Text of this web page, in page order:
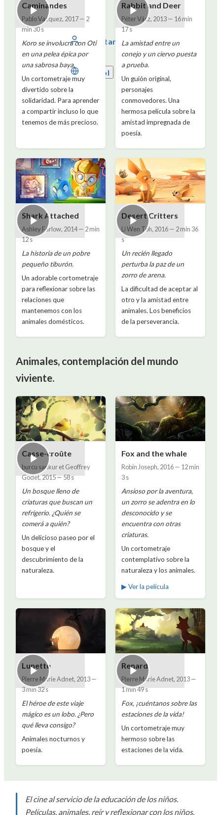
Conectarse
Español
Caminandes
Pablo Vazquez, 2017— 2
min 30 s
Koro se involucra con Oti
en una pelea épica por
una sabrosa baya.
Un cortometraje muy
divertido sobre la
solidaridad. Para aprender
a compartir incluso lo que
tenemos de más precioso.
Rabbit and Deer
Péter Vácz, 2013— 16 min
17 s
La amistad entre un
conejo y un ciervo puesta
a prueba.
Un guión original,
personajes
conmovedores. Una
hermosa película sobre la
amistad impregnada de
poesía.
Shark Attached
Ashley Farlow, 2014— 2 min
12 s
La historia de un pobre
pequeño tiburón.
Un adorable cortometraje
para reflexionar sobre las
relaciones que
mantenemos con los
animales domésticos.
Desert Critters
Li Wen Toh, 2016— 2 min 36
s
Un recién llegado
perturba la paz de un
zorro de arena.
La dificultad de aceptar al
otro y la amistad entre
animales. Los beneficios
de la perseverancia.
Animales, contemplación del mundo
viviente.
Casse-croûte
burcu sankur et Geoffrey
Godet,2015—58 s
Un bosque lleno de
criaturas que buscan un
refrigerio. ¿Quién se
comerá a quién?
Un delicioso paseo por el
bosque y el
descubrimiento de la
naturaleza.
Fox and the whale
Robin Joseph, 2016— 12 min
3 s
Ansioso por la aventura,
un zorro se adentra en lo
desconocido y se
encuentra con otras
criaturas.
Un cortometraje
contemplativo sobre la
naturaleza y los animales.
▶ Ver la película
Lunette
Pierre Marie Adnet, 2013—
3 min 32 s
El héroe de este viaje
mágico es un lobo. ¿Pero
qué lleva consigo?
Animales nocturnos y
poesía.
Renard
Pierre Marie Adnet, 2013—
1 min 49 s
Fox, ¡cuéntanos sobre las
estaciones de la vida!
Un cortometraje muy
hermoso sobre las
estaciones de la vida.
El cine al servicio de la educación de los niños.
Películas, animales, reír y reflexionar con los niños.